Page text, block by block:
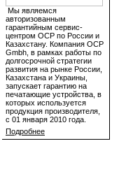
Мы являемся
авторизованным
гарантийным сервис-
центром OCP по России и
Казахстану. Компания OCP
Gmbh, в рамках работы по
долгосрочной стратегии
развития на рынке России,
Казахстана и Украины,
запускает гарантию на
печатающие устройства, в
которых используется
продукция производителя,
с 01 января 2010 года.
Подробнее